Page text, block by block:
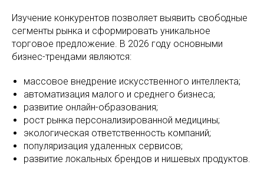
Изучение конкурентов позволяет выявить свободные
сегменты рынка и сформировать уникальное
торговое предложение. В 2026 году основными
бизнес-трендами являются:
массовое внедрение искусственного интеллекта;
автоматизация малого и среднего бизнеса;
развитие онлайн-образования;
рост рынка персонализированной медицины;
экологическая ответственность компаний;
популяризация удаленных сервисов;
развитие локальных брендов и нишевых продуктов.